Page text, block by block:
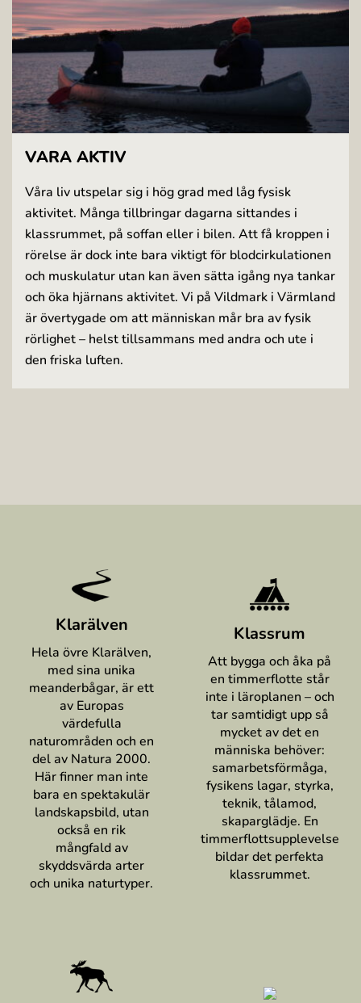
VARA AKTIV
Våra liv utspelar sig i hög grad med låg fysisk
aktivitet. Många tillbringar dagarna sittandes i
klassrummet, på soffan eller i bilen. Att få kroppen i
rörelse är dock inte bara viktigt för blodcirkulationen
och muskulatur utan kan även sätta igång nya tankar
och öka hjärnans aktivitet. Vi på Vildmark i Värmland
är övertygade om att människan mår bra av fysik
rörlighet – helst tillsammans med andra och ute i
den friska luften.
Klarälven
Hela övre Klarälven,
med sina unika
meanderbågar, är ett
av Europas
värdefulla
naturområden och en
del av Natura 2000.
Här finner man inte
bara en spektakulär
landskapsbild, utan
också en rik
mångfald av
skyddsvärda arter
och unika naturtyper.
Klassrum
Att bygga och åka på
en timmerflotte står
inte i läroplanen – och
tar samtidigt upp så
mycket av det en
människa behöver:
samarbetsförmåga,
fysikens lagar, styrka,
teknik, tålamod,
skaparglädje. En
timmerflottsupplevelse
bildar det perfekta
klassrummet.